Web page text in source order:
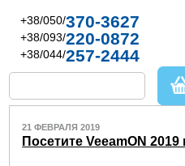
+38/050/370-3627
+38/093/220-0872
+38/044/257-2444
21 ФЕВРАЛЯ 2019
Посетите VeeamON